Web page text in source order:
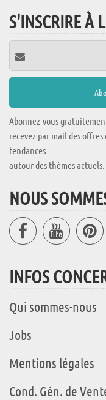
S'INSCRIRE À
Abonnez-vous
recevez par mail des
tendances
autour des thèmes actuels.
NOUS
INFOS
Qui sommes-nous
Jobs
Mentions légales
Cond. Gén. de